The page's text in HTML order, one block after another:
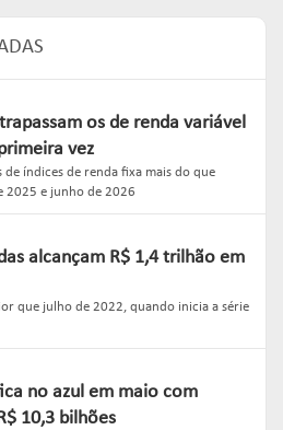
os de renda variável
vez
índices de renda fixa mais do que
2025 e junho de 2026
alcançam R$ 1,4 trilhão em
que julho de 2022, quando inicia a série
no azul em maio com
10,3 bilhões